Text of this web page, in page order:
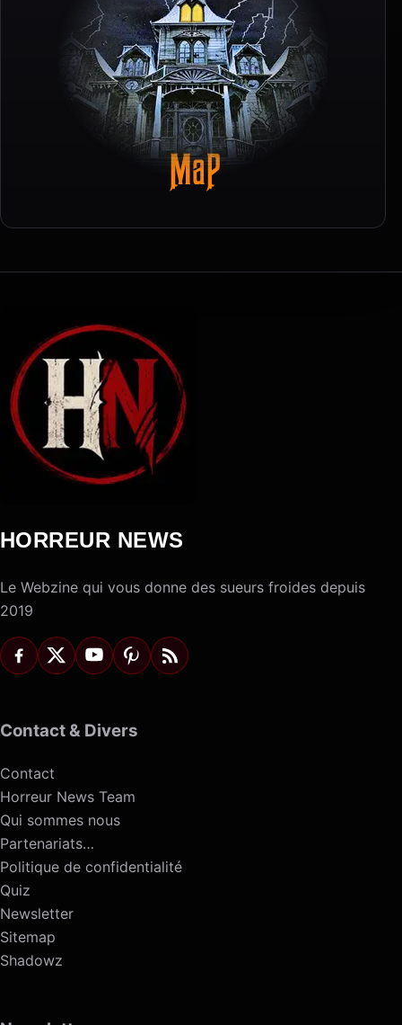
HORREUR NEWS
Le Webzine qui vous donne des sueurs froides depuis
2019
Contact & Divers
Contact
Horreur News Team
Qui sommes nous
Partenariats…
Politique de confidentialité
Quiz
Newsletter
Sitemap
Shadowz